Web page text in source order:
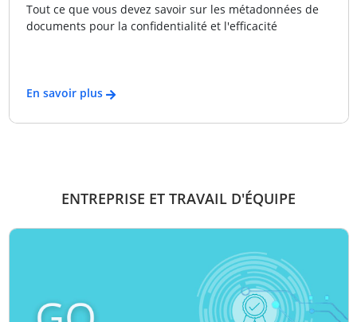
Tout ce que vous devez savoir sur les métadonnées de
documents pour la confidentialité et l'efficacité
En savoir plus
ENTREPRISE ET TRAVAIL D'ÉQUIPE